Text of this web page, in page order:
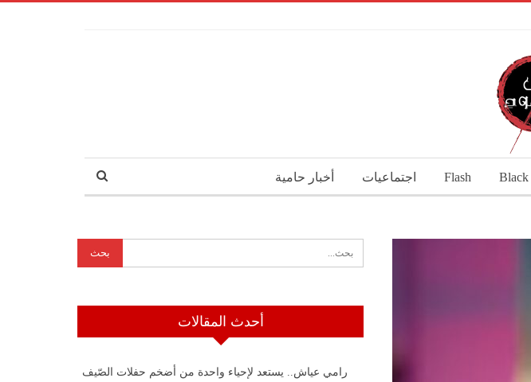
Black
Flash اجتماعيات أخبار حامية
أحدث المقالات
رامي عياش.. يستعد لإحياء واحدة من أضخم حفلات الصّيف